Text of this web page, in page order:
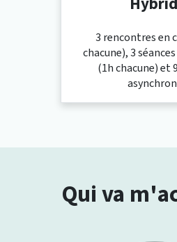
3 rencontres en
chacune), 3
(1h chacune) et
Qui va